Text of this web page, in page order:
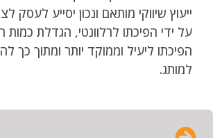
ייעוץ שיווקי מותאם ונכון יסייע לעסק
על ידי הפיכתו לרלוונטי, הגדלת כמות
הפיכתו ליעיל וממוקד יותר ומתוך כך
למותג.